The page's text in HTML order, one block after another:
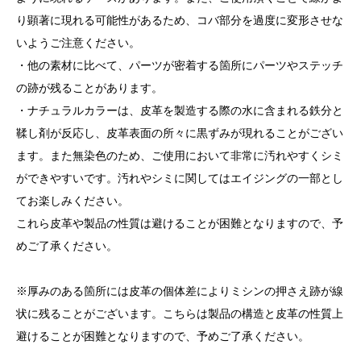
り顕著に現れる可能性があるため、コバ部分を過度に変形させな
いようご注意ください。
・他の素材に比べて、パーツが密着する箇所にパーツやステッチ
の跡が残ることがあります。
・ナチュラルカラーは、皮革を製造する際の水に含まれる鉄分と
鞣し剤が反応し、皮革表面の所々に黒ずみが現れることがござい
ます。また無染色のため、ご使用において非常に汚れやすくシミ
ができやすいです。汚れやシミに関してはエイジングの一部とし
てお楽しみください。
これら皮革や製品の性質は避けることが困難となりますので、予
めご了承ください。
※厚みのある箇所には皮革の個体差によりミシンの押さえ跡が線
状に残ることがございます。こちらは製品の構造と皮革の性質上
避けることが困難となりますので、予めご了承ください。